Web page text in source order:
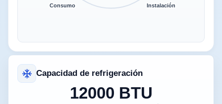
Instalación
Consumo
Capacidad de refrigeración
12000 BTU